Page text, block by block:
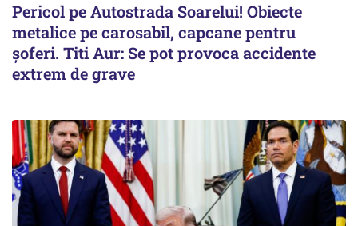
Pericol pe Autostrada Soarelui! Obiecte
metalice pe carosabil, capcane pentru
șoferi. Titi Aur: Se pot provoca accidente
extrem de grave